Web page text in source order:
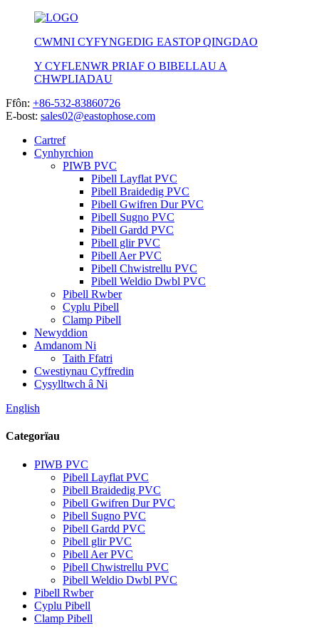
CWMNI CYFYNGEDIG EASTOP QINGDAO
Y CYFLENWR PRIAF O BIBELLAU A
CHWPLIADAU
Ffôn: +86-532-83860726
E-bost: sales02@eastophose.com
Cartref
Cynhyrchion
PIWB PVC
Pibell Layflat PVC
Pibell Braidedig PVC
Pibell Gwifren Dur PVC
Pibell Sugno PVC
Pibell Gardd PVC
Pibell glir PVC
Pibell Aer PVC
Pibell Chwistrellu PVC
Pibell Weldio Dwbl PVC
Pibell Rwber
Cyplu Pibell
Clamp Pibell
Newyddion
Amdanom Ni
Taith Ffatri
Cwestiynau Cyffredin
Cysylltwch â Ni
English
Categorïau
PIWB PVC
Pibell Layflat PVC
Pibell Braidedig PVC
Pibell Gwifren Dur PVC
Pibell Sugno PVC
Pibell Gardd PVC
Pibell glir PVC
Pibell Aer PVC
Pibell Chwistrellu PVC
Pibell Weldio Dwbl PVC
Pibell Rwber
Cyplu Pibell
Clamp Pibell